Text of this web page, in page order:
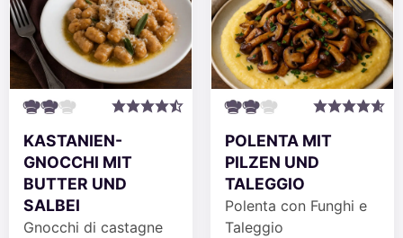
KASTANIEN-
GNOCCHI MIT
BUTTER UND
SALBEI
Gnocchi di castagne
POLENTA MIT
PILZEN UND
TALEGGIO
Polenta con Funghi e
Taleggio